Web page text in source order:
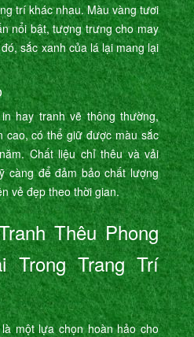
trí khác nhau. Màu vàng tươi
nổi bật, tượng trưng cho may
sắc xanh của lá lại mang lại
hay tranh vẽ thông thường,
cao, có thể giữ được màu sắc
Chất liệu chỉ thêu và vải
càng để đảm bảo chất lượng
vẻ đẹp theo thời gian.
Thêu Phong
Trong Trang Trí
một lựa chọn hoàn hảo cho